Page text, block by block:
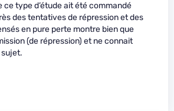
ce type d’étude ait été commandé
des tentatives de répression et des
en pure perte montre bien que
(de répression) et ne connait